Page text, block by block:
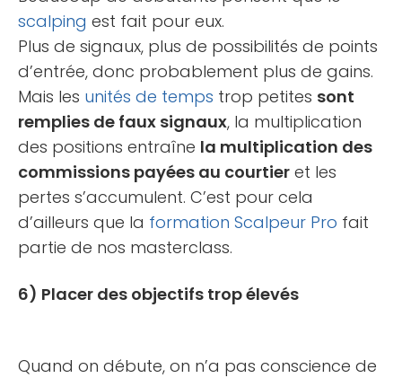
scalping est fait pour eux.
Plus de signaux, plus de possibilités de points
d’entrée, donc probablement plus de gains.
Mais les unités de temps trop petites sont
remplies de faux signaux, la multiplication
des positions entraîne la multiplication des
commissions payées au courtier et les
pertes s’accumulent. C’est pour cela
d’ailleurs que la formation Scalpeur Pro fait
partie de nos masterclass.
6) Placer des objectifs trop élevés
Quand on débute, on n’a pas conscience de